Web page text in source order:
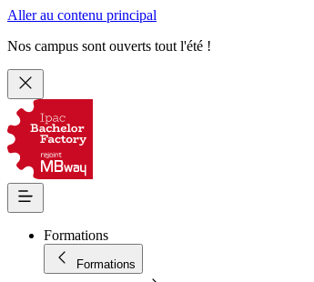
Aller au contenu principal
Nos campus sont ouverts tout l'été !
Formations
Formations